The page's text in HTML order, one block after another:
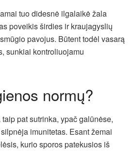
tuo didesnė ilgalaikė žala
poveikis širdies ir kraujagyslių
pavojus. Būtent todėl vasarą
sunkiai kontroliuojamu
normų?
pat sutrinka, ypač galūnėse,
imunitetas. Esant žemai
kurio sporos patekusios iš